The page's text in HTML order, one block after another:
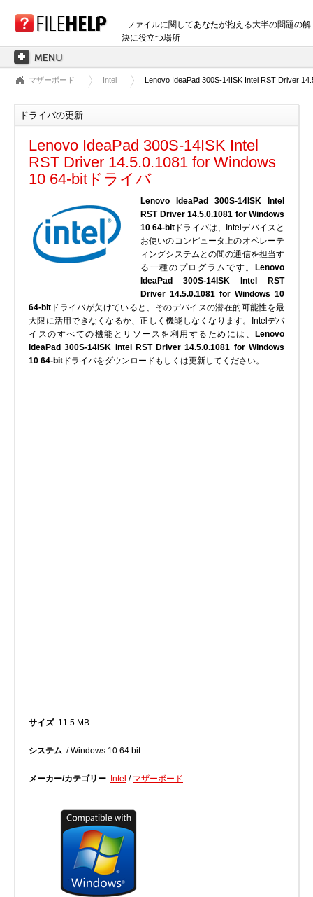
- ファイルに関してあなたが抱える大半の問題の解
決に役立つ場所
ホーム
拡張子のカテゴリー
3D画像ファイル
音声ファイル
バックアップファイル
圧縮ファイル
データファイル
データベースファイル
開発用ファイル
暗号化されたファイル
実行ファイル
フォントファイル
ゲームファイル
DVD /ブルーレイ・プレーヤー
HDD, SSD, NAS, USB
キーボード＆マウス
マザーボード Intel Lenovo IdeaPad 300S-14ISK Intel RST Driver
ドライバの更新
Lenovo IdeaPad 300S-14ISK Intel
RST Driver 14.5.0.1081 for Windows
10 64-bitドライバ
Lenovo IdeaPad 300S-14ISK Intel
RST Driver 14.5.0.1081 for Windows
10 64-bit ドライバは、Intelデバイスと
お使いのコンピュータ上のオペレーテ
ィングシステムとの間の通信を担当す
る一種のプログラムです。
Lenovo
IdeaPad 300S-14ISK Intel RST
Driver 14.5.0.1081 for Windows 10
64-bit ドライバが欠けていると、そのデバイスの潜在的可能性を最
大限に活用できなくなるか、正しく機能しなくなります。Intelデバ
イスのすべての機能とリソースを利用するためには、
Lenovo
IdeaPad 300S-14ISK Intel RST Driver 14.5.0.1081 for Windows
10 64-bit ドライバをダウンロードもしくは更新してください。
サイズ: 11.5 MB
システム: / Windows 10 64 bit
メーカー/カテゴリー: Intel / マザーボード